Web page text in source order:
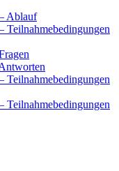
Ablauf
Teilnahmebedingungen
Teilnahmebedingungen
Teilnahmebedingungen